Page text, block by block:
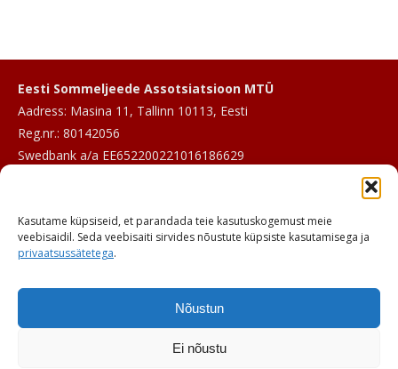
Kasutame küpsiseid, et parandada teie kasutuskogemust meie
veebisaidil. Seda veebisaiti sirvides nõustute küpsiste kasutamisega ja
privaatsussätetega.
Nõustun
Ei nõustu
Eesti Sommeljeede Assotsiatsioon MTÜ
Aadress: Masina 11, Tallinn 10113, Eesti
Reg.nr.: 80142056
Swedbank a/a EE652200221016186629
Telefon: +372 601 2017
© ESA 2026